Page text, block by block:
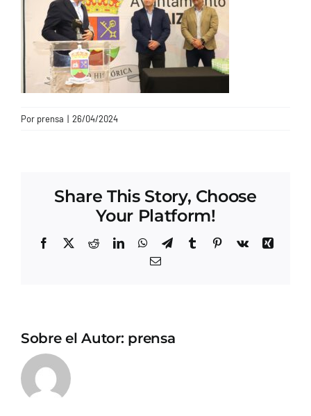
Por prensa | 26/04/2024
Share This Story, Choose
Your Platform!
Facebook
X RedditLinkedInWhatsApp
TelegramTumblrPinterest
Vk
Xing
Correo
Sobre el Autor: prensa